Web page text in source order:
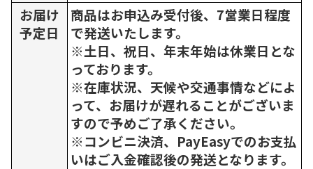
お届け
予定日
商品はお申込み受付後、7営業日程度
で発送いたします。
※土日、祝日、年末年始は休業日とな
っております。
※在庫状況、天候や交通事情などによ
って、お届けが遅れることがございま
すので予めご了承ください。
※コンビニ決済、PayEasyでのお支払
いはご入金確認後の発送となります。